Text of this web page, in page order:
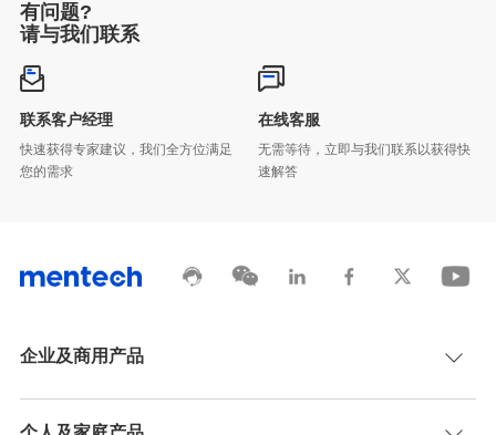
有问题?
请与我们联系
联系客户经理
您的需求
在线客服
速解答
企业及商用产品